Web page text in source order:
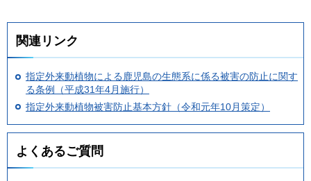
関連リンク
指定外来動植物による鹿児島の生態系に係る被害の防止に関す
る条例（平成31年4月施行）
指定外来動植物被害防止基本方針（令和元年10月策定）
よくあるご質問